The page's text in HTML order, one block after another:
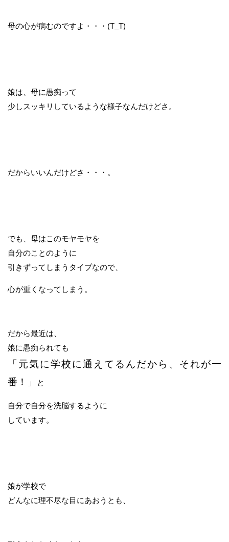
母の心が病むのですよ・・・(T_T)
娘は、母に愚痴って
少しスッキリしているような様子なんだけどさ。
だからいいんだけどさ・・・。
でも、母はこのモヤモヤを
自分のことのように
引きずってしまうタイプなので、
心が重くなってしまう。
だから最近は、
娘に愚痴られても
「元気に学校に通えてるんだから、それが一
番！」
と
自分で自分を洗脳するように
しています。
娘が学校で
どんなに理不尽な目にあおうとも、